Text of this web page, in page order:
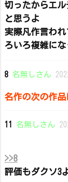
切ったからエ
と思うよ
実際凡作言わ
ろいろ複雑に
8 名無しさん
名作の次の作
11 名無しさん
>>8
評価もダクソ3